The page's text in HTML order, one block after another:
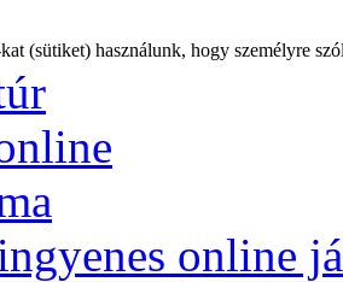
(sütiket) használunk, hogy személyre
online